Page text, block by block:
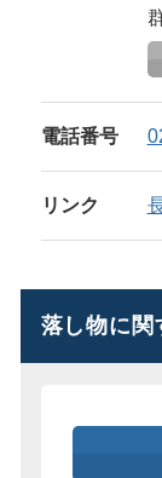
電話番号
リンク
落し物に